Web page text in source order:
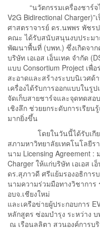
“นวัตกรรมเครื่องชาร์จไ
V2G Bidirectional
ศาสตราจารย์ ดร.นพพร พัช
คณะ ได้รับสนับสนุนงบประม
พัฒนาพื้นที่ (บพท.) ซึ่งเกิดจา
บริษัท เอเอส เอ็นเทค จำกัด
แบบ Consortium Project เ
สะอาดและสร้างระบบนิเวศ
เครื่องได้รับการออกแบบในรู
จัดเก็บสายชาร์จและจุดทดส
เชิงลึก ช่วยยกระดับการเรีย
มากยิ่งขึ้น
โดยในวันนี้ได้รับเกียรติ
สภามหาวิทยาลัยเทคโนโลยี
นาม Licensing Agreement :
Charger ให้แก่บริษัท เอเอส
ดร.สุภาวดี ศรีแย้มรองอธิการ
นามความร่วมมือทางวิชาการ
อบจ.เชียงใหม่
และเครือข่ายผู้ประกอบการ
หลักสูตร ซ่อมบำรุง ระหว่าง
ณ เรือนลลิตา สวนองค์การบ